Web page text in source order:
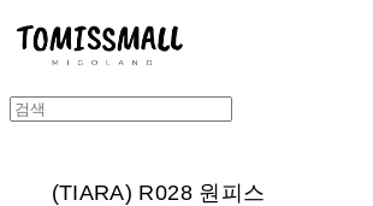
(TIARA) R028 원피스